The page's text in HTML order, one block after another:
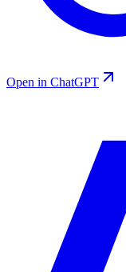
Open in ChatGPT